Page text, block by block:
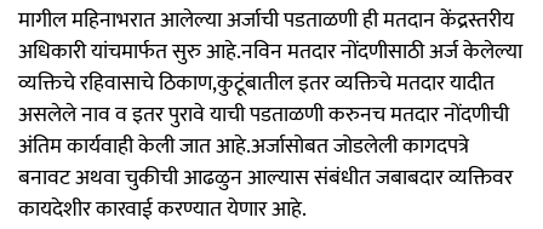
मागील महिनाभरात आलेल्या अर्जाची पडताळणी ही मतदान केंद्रस्तरीय
अधिकारी यांचमार्फत सुरु आहे.नविन मतदार नोंदणीसाठी अर्ज केलेल्या
व्यक्तिचे रहिवासाचे ठिकाण,कुटूंबातील इतर व्यक्तिचे मतदार यादीत
असलेले नाव व इतर पुरावे याची पडताळणी करुनच मतदार नोंदणीची
अंतिम कार्यवाही केली जात आहे.अर्जासोबत जोडलेली कागदपत्रे
बनावट अथवा चुकीची आढळुन आल्यास संबंधीत जबाबदार व्यक्तिवर
कायदेशीर कारवाई करण्यात येणार आहे.